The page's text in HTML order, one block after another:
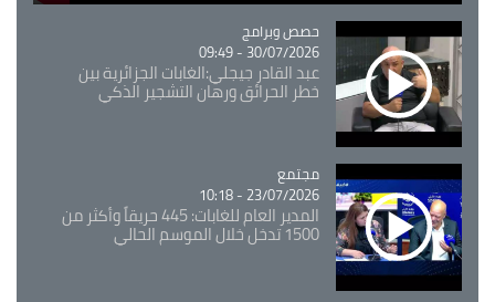
Catégorie
حصص وبرامج
30/07/2026 - 09:49
عبد القادر جيجلي:الغابات الجزائرية بين
خطر الحرائق ورهان التشجير الذكي
Catégorie
مجتمع
23/07/2026 - 10:18
المدير العام للغابات: 445 حريقاً وأكثر من
1500 تدخل خلال الموسم الحالي